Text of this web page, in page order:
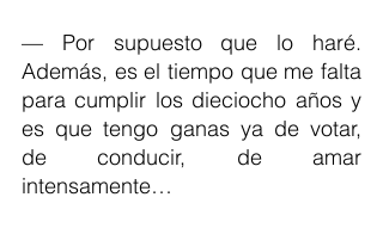
— Por supuesto que lo haré.
Además, es el tiempo que me falta
para cumplir los dieciocho años y
es que tengo ganas ya de votar,
de conducir, de amar
intensamente…